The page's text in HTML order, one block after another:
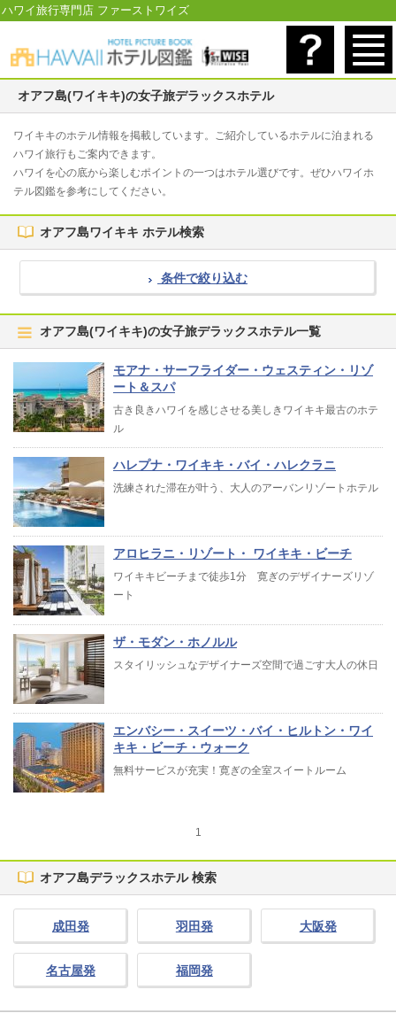
ハワイ旅行専門店 ファーストワイズ
オアフ島(ワイキキ)の女子旅デラックスホテル
ワイキキのホテル情報を掲載しています。ご紹介しているホテルに泊まれる
ハワイ旅行もご案内できます。
ハワイを心の底から楽しむポイントの一つはホテル選びです。ぜひハワイホ
テル図鑑を参考にしてください。
オアフ島ワイキキ ホテル検索
条件で絞り込む
オアフ島(ワイキキ)の女子旅デラックスホテル一覧
モアナ・サーフライダー・ウェスティン・リゾ
ート＆スパ
古き良きハワイを感じさせる美しきワイキキ最古のホテ
ル
ハレプナ・ワイキキ・バイ・ハレクラニ
洗練された滞在が叶う、大人のアーバンリゾートホテル
アロヒラニ・リゾート・ ワイキキ・ビーチ
ワイキキビーチまで徒歩1分 寛ぎのデザイナーズリゾ
ート
ザ・モダン・ホノルル
スタイリッシュなデザイナーズ空間で過ごす大人の休日
エンバシー・スイーツ・バイ・ヒルトン・ワイ
キキ・ビーチ・ウォーク
無料サービスが充実！寛ぎの全室スイートルーム
1
オアフ島デラックスホテル 検索
成田発 羽田発 大阪発
名古屋発 福岡発